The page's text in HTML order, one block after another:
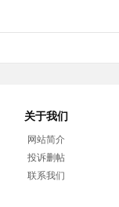
关于我们
网站简介
投诉删帖
联系我们